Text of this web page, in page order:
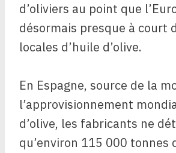
d’oliviers au point que
désormais presque à court
locales d’huile d’olive.
En Espagne, source de la
l’approvisionnement
d’olive, les fabricants ne
qu’environ 115 000 tonnes